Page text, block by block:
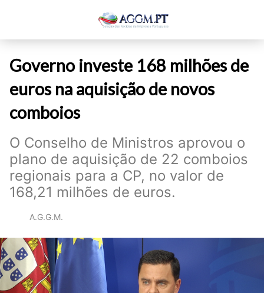
Governo investe 168 milhões de
euros na aquisição de novos
comboios
O Conselho de Ministros aprovou o
plano de aquisição de 22 comboios
regionais para a CP, no valor de
168,21 milhões de euros.
A.G.G.M.